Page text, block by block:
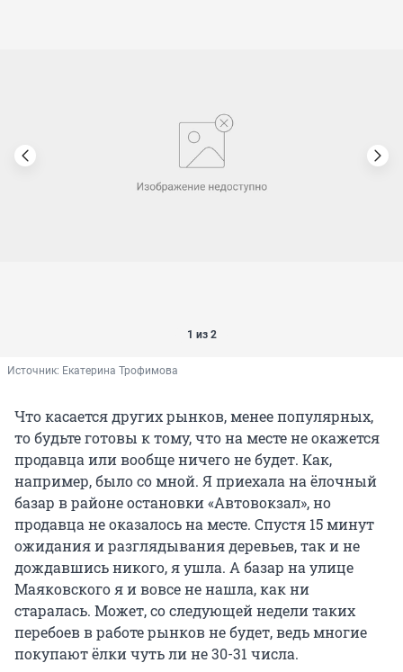
1 из 2
Источник: Екатерина Трофимова
Что касается других рынков, менее популярных,
то будьте готовы к тому, что на месте не окажется
продавца или вообще ничего не будет. Как,
например, было со мной. Я приехала на ёлочный
базар в районе остановки «Автовокзал», но
продавца не оказалось на месте. Спустя 15 минут
ожидания и разглядывания деревьев, так и не
дождавшись никого, я ушла. А базар на улице
Маяковского я и вовсе не нашла, как ни
старалась. Может, со следующей недели таких
перебоев в работе рынков не будет, ведь многие
покупают ёлки чуть ли не 30-31 числа.